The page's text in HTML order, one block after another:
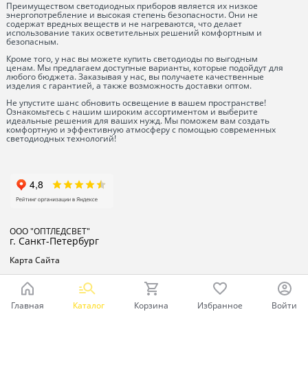
Преимуществом светодиодных приборов является их низкое
энергопотребление и высокая степень безопасности. Они не
содержат вредных веществ и не нагреваются, что делает
использование таких осветительных решений комфортным и
безопасным.
Кроме того, у нас вы можете купить светодиоды по выгодным
ценам. Мы предлагаем доступные варианты, которые подойдут для
любого бюджета. Заказывая у нас, вы получаете качественные
изделия с гарантией, а также возможность доставки оптом.
Не упустите шанс обновить освещение в вашем пространстве!
Ознакомьтесь с нашим широким ассортиментом и выберите
идеальные решения для ваших нужд. Мы поможем вам создать
комфортную и эффективную атмосферу с помощью современных
светодиодных технологий!
ООО "ОПТЛЕДСВЕТ"
г. Санкт-Петербург
Карта Сайта
Главная Каталог Корзина Избранное Войти